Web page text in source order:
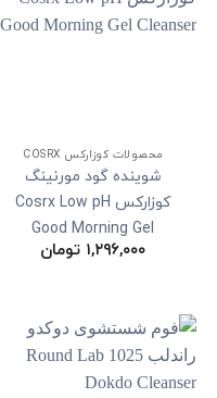
محصولات کوزارکس COSRX
شوینده گود مورنینگ
کوزارکس Cosrx Low pH
Good Morning Gel
Cleanser
۱,۲۹۶,۰۰۰ تومان